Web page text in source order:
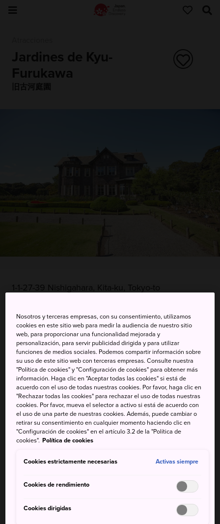
Jardines de Kyu-
Furukawa
旧古河庭園
1-1-27-39 Nishigahara, Kita-ku, Tokyo-to
Información de transporte
PALABRAS CLAVE MAPA
Un jardín que combina la
estética japonesa y la occidental
Los jardines de Kyu-Furukawa y su mansión de estilo
del cambio de los tiempos. En estas laderas se encuentran
estética japonesa. El jardín se construyó a principios del
1956.
Nosotros y terceras empresas, con su consentimiento, utilizamos
cookies en este sitio web para medir la audiencia de nuestro sitio
web, para proporcionar una funcionalidad mejorada y
personalización, para servir publicidad dirigida y para utilizar
funciones de medios sociales. Podemos compartir información sobre
su uso de este sitio web con terceras empresas. Consulte nuestra
"Política de cookies" y "Configuración de cookies" para obtener más
información. Haga clic en "Aceptar todas las cookies" si está de
acuerdo con el uso de todas nuestras cookies. Por favor, haga clic en
"Rechazar todas las cookies" para rechazar el uso de todas nuestras
cookies. Por favor, mueva el selector a activo si está de acuerdo con
el uso de una parte de nuestras cookies. Además, puede cambiar o
retirar su consentimiento en cualquier momento haciendo clic en
"Configuración de cookies" en el artículo 3.2 de la "Política de
cookies". Política de cookies
Cookies estrictamente necesarias Activas siempre
Cookies de rendimiento
Cookies dirigidas